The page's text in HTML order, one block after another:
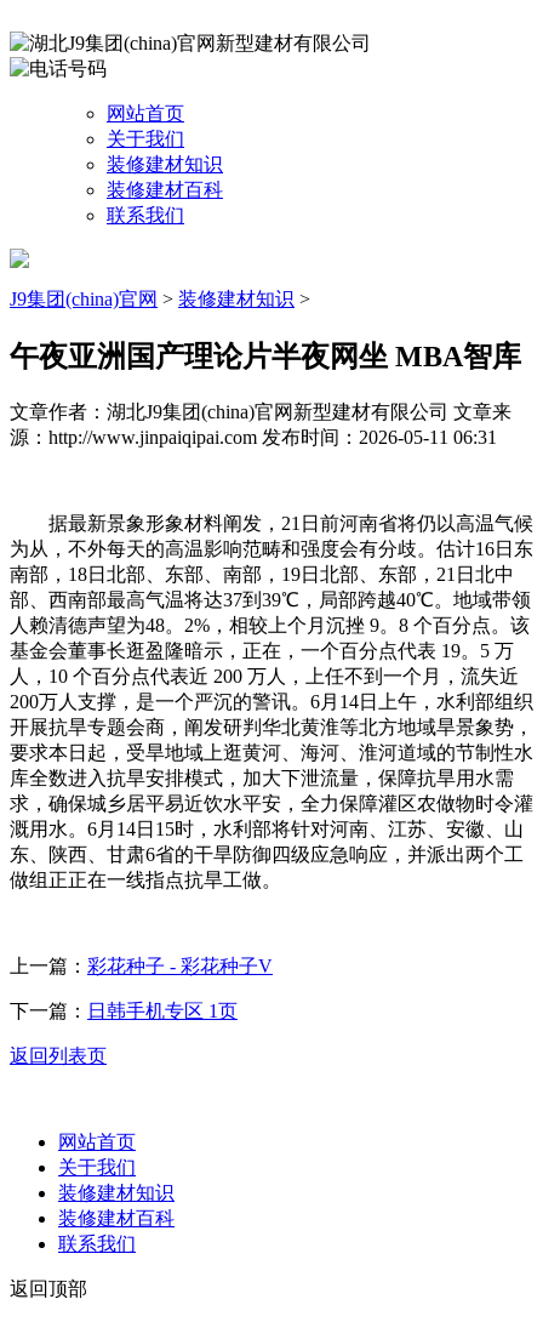
网站首页
关于我们
装修建材知识
装修建材百科
联系我们
J9集团(china)官网 > 装修建材知识 >
午夜亚洲国产理论片半夜网坐 MBA智库
文章作者：湖北J9集团(china)官网新型建材有限公司 文章来
源：http://www.jinpaiqipai.com 发布时间：2026-05-11 06:31
据最新景象形象材料阐发，21日前河南省将仍以高温气候
为从，不外每天的高温影响范畴和强度会有分歧。估计16日东
南部，18日北部、东部、南部，19日北部、东部，21日北中
部、西南部最高气温将达37到39℃，局部跨越40℃。地域带领
人赖清德声望为48。2%，相较上个月沉挫 9。8 个百分点。该
基金会董事长逛盈隆暗示，正在，一个百分点代表 19。5 万
人，10 个百分点代表近 200 万人，上任不到一个月，流失近
200万人支撑，是一个严沉的警讯。6月14日上午，水利部组织
开展抗旱专题会商，阐发研判华北黄淮等北方地域旱景象势，
要求本日起，受旱地域上逛黄河、海河、淮河道域的节制性水
库全数进入抗旱安排模式，加大下泄流量，保障抗旱用水需
求，确保城乡居平易近饮水平安，全力保障灌区农做物时令灌
溉用水。6月14日15时，水利部将针对河南、江苏、安徽、山
东、陕西、甘肃6省的干旱防御四级应急响应，并派出两个工
做组正正在一线指点抗旱工做。
上一篇： 彩花种子 - 彩花种子V
下一篇： 日韩手机专区 1页
返回列表页
网站首页
关于我们
装修建材知识
装修建材百科
联系我们
返回顶部